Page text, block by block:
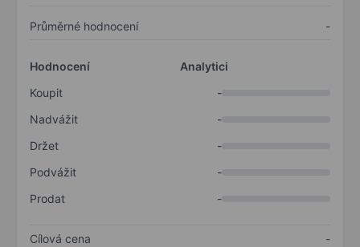
Průměrné hodnocení -
Hodnocení
Analytici
Koupit
-
Nadvážit
-
Držet
-
Podvážit
-
Prodat
-
Cílová cena
-